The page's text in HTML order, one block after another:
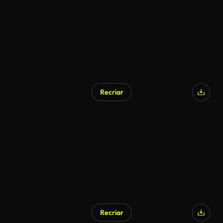
Recriar
Recriar